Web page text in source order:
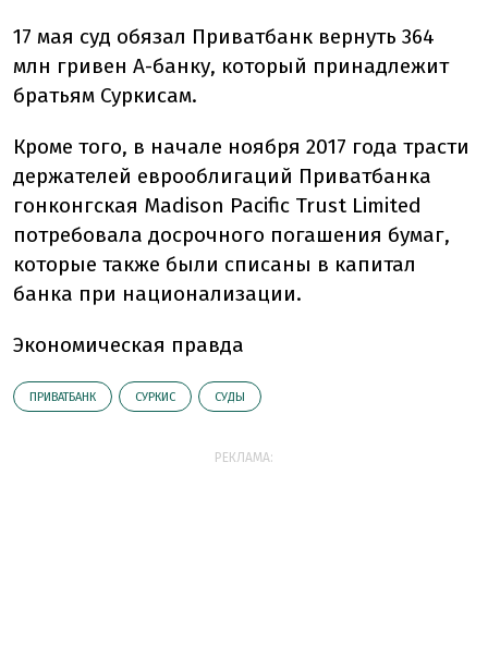
17 мая суд обязал Приватбанк вернуть 364
млн гривен А-банку, который принадлежит
братьям Суркисам.
Кроме того, в начале ноября 2017 года трасти
держателей еврооблигаций Приватбанка
гонконгская Madison Pacific Trust Limited
потребовала досрочного погашения бумаг,
которые также были списаны в капитал
банка при национализации.
Экономическая правда
ПРИВАТБАНК СУРКИС СУДЫ
РЕКЛАМА: